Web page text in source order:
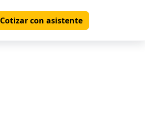
Cotizar con asistente